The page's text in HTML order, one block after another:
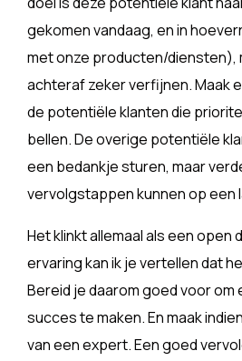
gekomen vandaag, en in
met onze producten/diensten),
achteraf zeker verfijnen. Maak
de potentiële klanten die
bellen. De overige potentiële
een bedankje sturen, maar
vervolgstappen kunnen op een
Het klinkt allemaal als een open
ervaring kan ik je vertellen dat
Bereid je daarom goed voor
succes te maken. En maak
van een expert. Een goed